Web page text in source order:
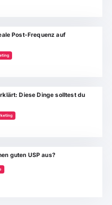
Post-Frequenz auf
Diese Dinge solltest du
guten USP aus?